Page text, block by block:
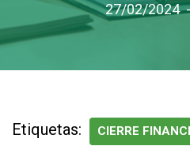
27/02/2024
Etiquetas: CIERRE